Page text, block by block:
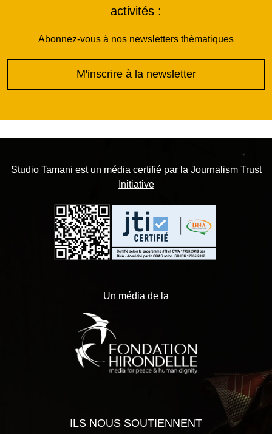
activités :
Abonnez-vous à nos newsletters thématiques
M'inscrire à la newsletter
Studio Tamani est un média certifié par la Journalism Trust
Initiative
Un média de la
ILS NOUS SOUTIENNENT